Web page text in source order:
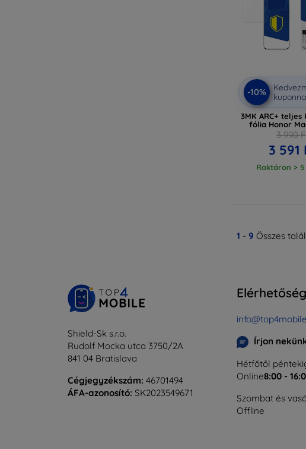
-10%
3MK ARC+
fólia Honor
3 990
3 591
Raktáron >
1 - 9 Összes
Shield-Sk s.r.o.
Rudolf Mocka utca 3750/2A
841 04 Bratislava
Cégjegyzékszám: 46701494
ÁFA-azonosító: SK2023549671
Elérhetőség
Írjon
Hétfőtől
Online8:00 -
Szombat és
Offline